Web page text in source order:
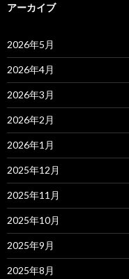
アーカイブ
2026年5月
2026年4月
2026年3月
2026年2月
2026年1月
2025年12月
2025年11月
2025年10月
2025年9月
2025年8月